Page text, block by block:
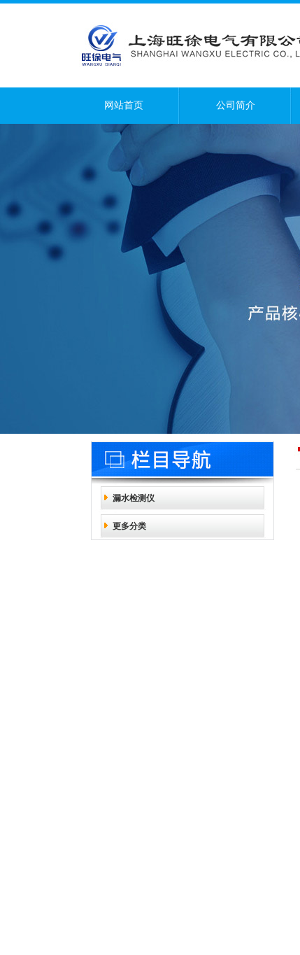
网站首页 公司简介
漏水检测仪
更多分类